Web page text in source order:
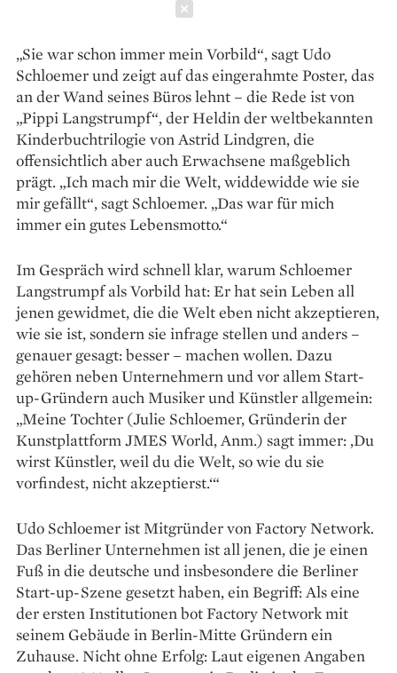
„Sie war schon immer mein Vorbild“, sagt Udo
Schloemer und zeigt auf das eingerahmte Poster, das
an der Wand seines Büros lehnt – die Rede ist von
„Pippi Langstrumpf“, der Heldin der weltbekannten
Kinderbuch­trilogie von Astrid Lindgren, die
offensichtlich aber auch Erwachsene maßgeblich
prägt. „Ich mach mir die Welt, widdewidde wie sie
mir gefällt“, sagt Schloemer. „Das war für mich
immer ein gutes Lebensmotto.“
Im Gespräch wird schnell klar, warum Schloemer
Langstrumpf als Vorbild hat: Er hat sein Leben all
jenen gewidmet, die die Welt eben nicht akzeptieren,
wie sie ist, sondern sie infrage stellen und anders –
genauer gesagt: besser – machen wollen. Dazu
gehören neben Unternehmern und vor allem Start-
up-Gründern auch Musiker und Künstler allgemein:
„Meine Tochter (Julie Schloemer, Gründerin der
Kunstplattform JMES World, Anm.) sagt immer: ‚Du
wirst Künstler, weil du die Welt, so wie du sie
vorfindest, nicht akzeptierst.‘“
Udo Schloemer ist Mitgründer von Factory Network.
Das Berliner Unternehmen ist all jenen, die je einen
Fuß in die deutsche und insbesondere die Berliner
Start-up-Szene gesetzt haben, ein Begriff: Als eine
der ersten Institutionen bot Factory Network mit
seinem Gebäude in Berlin-Mitte Gründern ein
Zuhause. Nicht ohne Erfolg: Laut eigenen Angaben